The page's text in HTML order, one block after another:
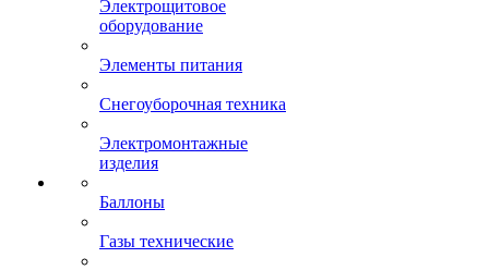
Электрощитовое
оборудование
Элементы питания
Снегоуборочная техника
Электромонтажные
изделия
Баллоны
Газы технические